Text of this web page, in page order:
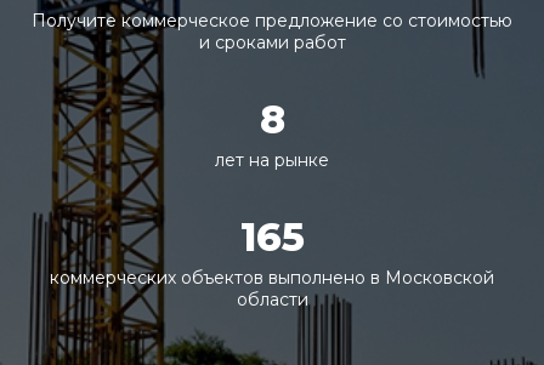
Получите коммерческое предложение со стоимостью
и сроками работ
8
лет на рынке
165
коммерческих объектов выполнено в Московской
области